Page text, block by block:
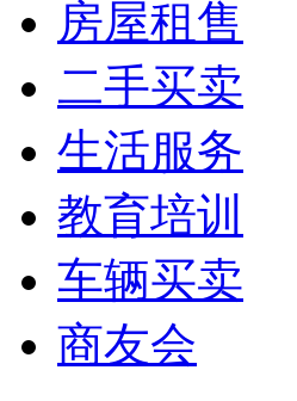
房屋租售
二手买卖
生活服务
教育培训
车辆买卖
商友会